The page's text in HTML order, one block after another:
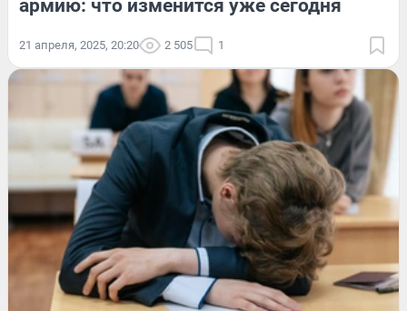
армию: что изменится уже сегодня
21 апреля, 2025, 20:20 2 505 1